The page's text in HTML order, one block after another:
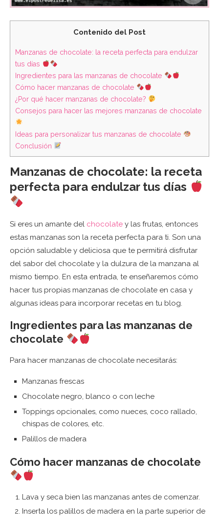
Contenido del Post
Manzanas de chocolate: la receta perfecta para endulzar
tus días
Ingredientes para las manzanas de chocolate
Cómo hacer manzanas de chocolate
¿Por qué hacer manzanas de chocolate?
Consejos para hacer las mejores manzanas de chocolate
Ideas para personalizar tus manzanas de chocolate
Conclusión
Manzanas de chocolate: la receta
perfecta para endulzar tus días
Si eres un amante del chocolate y las frutas, entonces
estas manzanas son la receta perfecta para ti. Son una
opción saludable y deliciosa que te permitirá disfrutar
del sabor del chocolate y la dulzura de la manzana al
mismo tiempo. En esta entrada, te enseñaremos cómo
hacer tus propias manzanas de chocolate en casa y
algunas ideas para incorporar recetas en tu blog.
Ingredientes para las manzanas de
chocolate
Para hacer manzanas de chocolate necesitarás:
Manzanas frescas
Chocolate negro, blanco o con leche
Toppings opcionales, como nueces, coco rallado,
chispas de colores, etc.
Palillos de madera
Cómo hacer manzanas de chocolate
Lava y seca bien las manzanas antes de comenzar.
Inserta los palillos de madera en la parte superior de